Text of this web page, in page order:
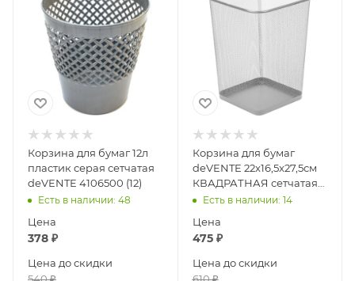
Корзина для бумаг 12л
пластик серая сетчатая
deVENTE 4106500 (12)
Есть в наличии: 48
Цена
378 ₽
Цена до скидки
Корзина для бумаг
deVENTE 22x16,5x27,5см
КВАДРАТНАЯ сетчатая
металлическая СЕРАЯ
Есть в наличии: 14
Цена
475₽
Цена до скидки